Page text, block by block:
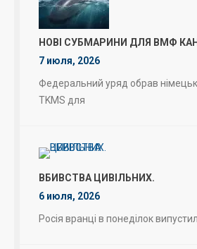
НОВІ СУБМАРИНИ ДЛЯ ВМФ
7 июля, 2026
Федеральний уряд обрав
TKMS для
ВБИВСТВА ЦИВІЛЬНИХ.
6 июля, 2026
Росія вранці в понеділок